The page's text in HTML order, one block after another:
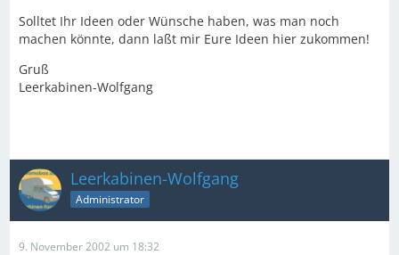
Solltet Ihr Ideen oder Wünsche haben, was man noch
machen könnte, dann laßt mir Eure Ideen hier zukommen!
Gruß
Leerkabinen-Wolfgang
Leerkabinen-Wolfgang
Administrator
9. November 2002 um 18:32